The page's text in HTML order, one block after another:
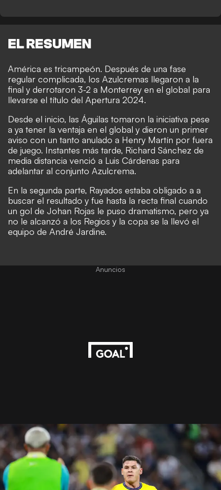
EL RESUMEN
América es tricampeón. Después de una fase
regular complicada, los Azulcremas llegaron a la
final y derrotaron 3-2 a Monterrey en el global para
llevarse el título del Apertura 2024.
Desde el inicio, las Águilas tomaron la iniciativa pese
a ya tener la ventaja en el global y dieron un primer
aviso con un tanto anulado a Henry Martín por fuera
de juego. Instantes más tarde, Richard Sánchez de
media distancia venció a Luis Cárdenas para
adelantar al conjunto Azulcrema.
En la segunda parte, Rayados estaba obligado a a
buscar el resultado y fue hasta la recta final cuando
un gol de Johan Rojas le puso dramatismo, pero ya
no le alcanzó a los Regios y la copa se la llevó el
equipo de André Jardine.
Anuncios